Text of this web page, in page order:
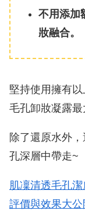
不用添加
妝融合。
堅持使用擁有
毛孔卸妝凝露最
除了還原水外
孔深層中帶走~
肌凜清透毛孔
評價與效果大公